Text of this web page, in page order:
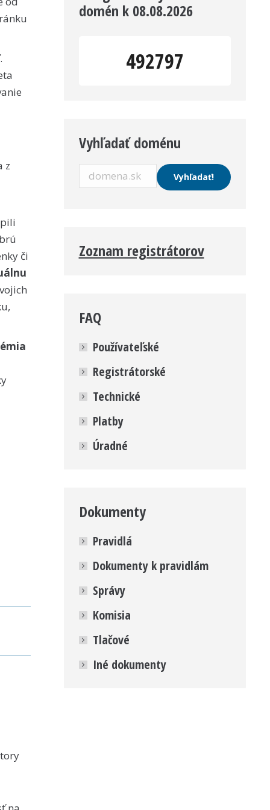
z
či
domén k 08.08.2026
492797
Vyhľadať doménu
Zoznam registrátorov
FAQ
Používateľské
Registrátorské
Technické
Platby
Úradné
Dokumenty
Pravidlá
Dokumenty k pravidlám
Správy
Komisia
Tlačové
Iné dokumenty